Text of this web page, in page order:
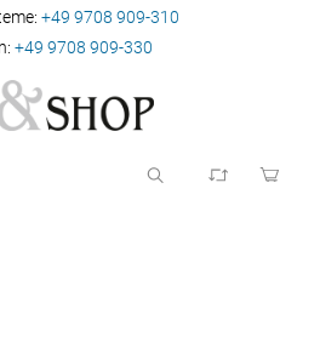
+49 9708 909-310
+49 9708 909-330